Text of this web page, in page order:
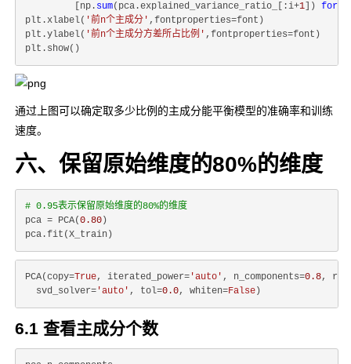
         [np.
sum(pca.explained_variance_ratio_[:i+1 ]) for
plt.xlabel( '前n个主成分' ,fontproperties=font)
plt.ylabel( '前n个主成分方差所占比例' ,fontproperties=font)
通过上图可以确定取多少比例的主成分能平衡模型的准确率和训练
速度。
六、保留原始维度的80%的维度
# 0.95表示保留原始维度的80%的维度
pca = PCA(0.80 )
PCA(copy=True, iterated_power= 'auto' , n_components=0.8,
  svd_solver=
'auto' , tol=0.0, whiten=False
6.1 查看主成分个数